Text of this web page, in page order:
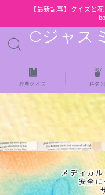
【最新記事】クイズと
Cジャス
MENU
HOME
【最新】クイズと花
★全種/アロマハー
イズ＆プチ辞典
★アロマ検定＋α
辞典クイズ 科名別
メディカ
安全